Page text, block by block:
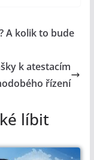
A kolik to bude
k atestacím
řízení
líbit